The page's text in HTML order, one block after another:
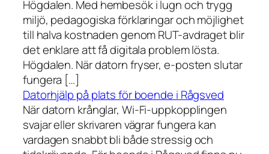
Högdalen. Med hembesök i lugn och trygg
miljö, pedagogiska förklaringar och möjlighet
till halva kostnaden genom RUT-avdraget blir
det enklare att få digitala problem lösta.
Högdalen. När datorn fryser, e-posten slutar
fungera […]
Datorhjälp på plats för boende i Rågsved
När datorn krånglar, Wi-Fi-uppkopplingen
svajar eller skrivaren vägrar fungera kan
vardagen snabbt bli både stressig och